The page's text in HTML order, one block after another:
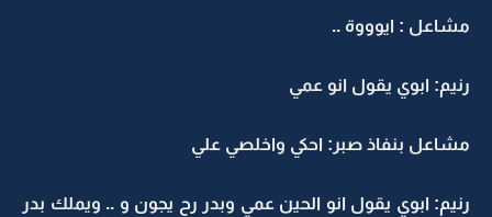
مشاعل : ايوووة ..
رنيم: ابوي يقول انو عمي
مشاعل بنفاذ صبر: احكي واخلصي علي
رنيم: ابوي يقول انو الحين عمي وبدر رح يجون و .. ويملك بدر